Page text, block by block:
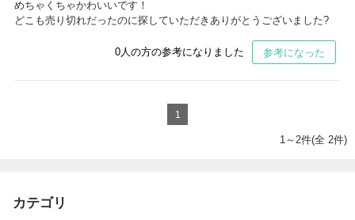
めちゃくちゃかわいいです！
どこも売り切れだったのに探していただきありがとうございました?
0人の方の参考になりました 参考になった
1
1～2件(全 2件)
カテゴリ